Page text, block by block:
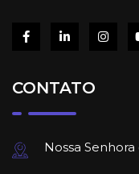
CONTATO
Nossa Senhora